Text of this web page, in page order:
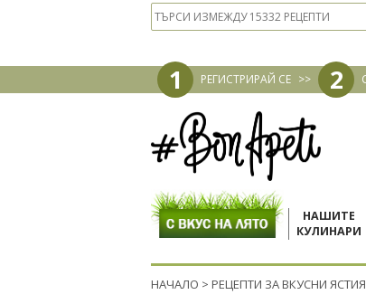
1 РЕГИСТРИРАЙ СЕ >> 2
НАШИТЕ
КУЛИНАРИ
НАЧАЛО > РЕЦЕПТИ ЗА ВКУСНИ